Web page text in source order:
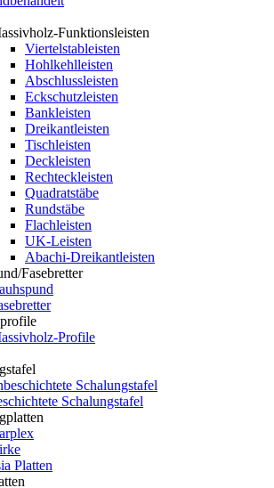
Funktionsleisten
Viertelstableisten
Hohlkehlleisten
Abschlussleisten
Eckschutzleisten
Bankleisten
Dreikantleisten
Tischleisten
Deckleisten
Rechteckleisten
Quadratstäbe
Rundstäbe
Flachleisten
UK-Leisten
Abachi-Dreikantleisten
Fasebretter
Profile
Schalungstafel
Schalungstafel
Platten